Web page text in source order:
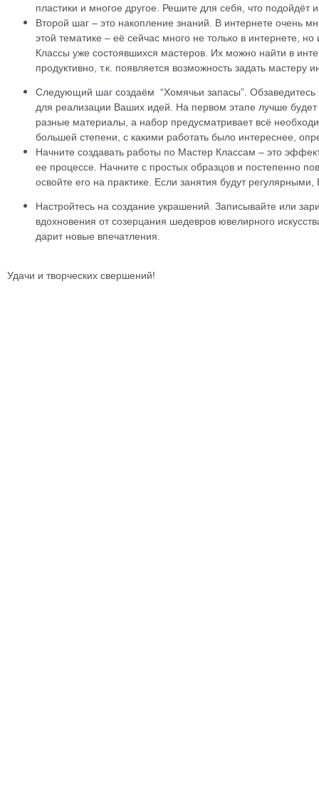
пластики и многое другое. Решите для себя, что подойдёт
Второй шаг – это накопление знаний. В интернете очень
этой тематике – её сейчас много не только в интернете,
Классы уже состоявшихся мастеров. Их можно найти в
продуктивно, т.к. появляется возможность задать
Следующий шаг создаём “Хомячьи запасы”.
для реализации Ваших идей. На первом этапе лучше
разные материалы, а набор предусматривает всё
большей степени, с какими работать было интереснее,
Начните создавать работы по Мастер Классам – это
ее процессе. Начните с простых образцов и постепенно
освойте его на практике. Если занятия будут
Настройтесь на создание украшений. Записывайте или
вдохновения от созерцания шедевров ювелирного
дарит новые впечатления.
Удачи и творческих свершений!